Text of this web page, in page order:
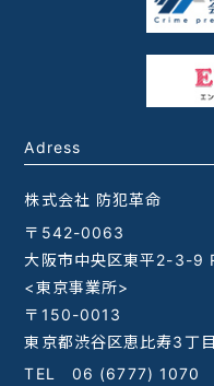
Adress
株式会社 防犯革命
〒542-0063
大阪市中央区東平2-3-9
<東京事業所>
〒150-0013
東京都渋谷区恵比寿3丁
TEL 06 (6777) 1070